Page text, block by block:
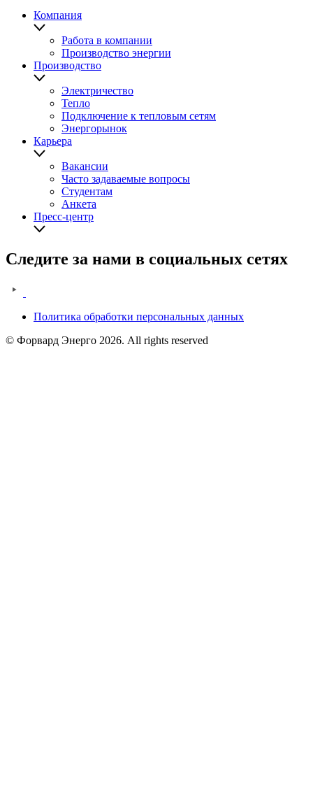
Компания
Работа в компании
Производство энергии
Производство
Электричество
Тепло
Подключение к тепловым сетям
Энергорынок
Карьера
Вакансии
Часто задаваемые вопросы
Студентам
Анкета
Пресс-центр
Следите за нами в социальных сетях
Legal
information
Политика обработки персональных данных
© Форвард Энерго 2026. All rights reserved